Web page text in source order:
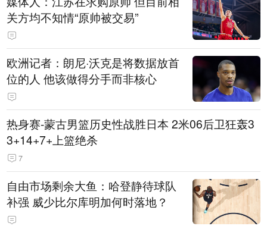
关方均不知情“原帅被交易”
欧洲记者：朗尼·沃克是将数据放首
位的人 他该做得分手而非核心
热身赛-蒙古男篮历史性战胜日本 2米06后卫狂轰3
3+14+7+上篮绝杀
7
自由市场剩余大鱼：哈登静待球队
补强 威少比尔库明加何时落地？